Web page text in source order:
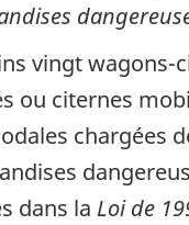
vingt wagons-
ou citernes
chargées
dans la Loi de